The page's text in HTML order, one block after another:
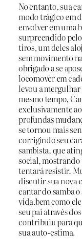
No entanto, sua
modo trágico em
envolver em uma
surpreendido
tiros, um deles
sem movimento
obrigado a se
locomover em
levou a
mesmo tempo,
exclusivamente
profundas
se tornou mais
corrigindo seu
sambista, que
social, mostrando
tentará resistir.
discutir sua nova
cantar do samba
vida.bem como
seu pai através
contribuiu para
sua auto-estima.